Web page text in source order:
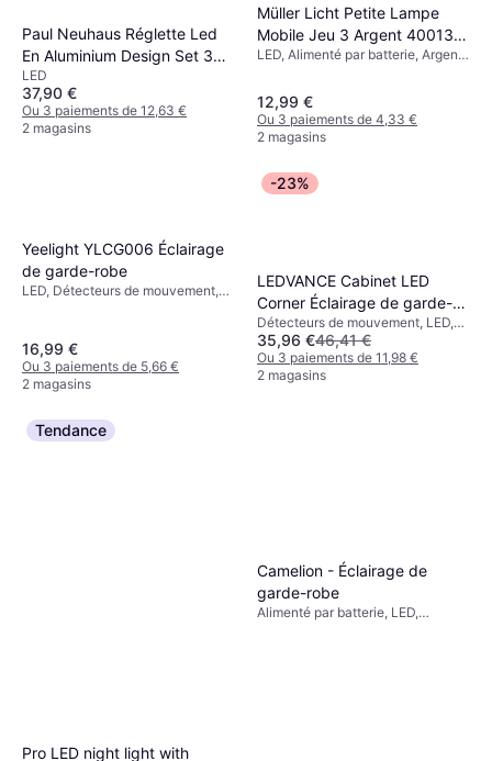
Ou 3 paiements de 1,76 €
3 magasins
Paul Neuhaus Réglette Led
En Aluminium Design Set 3
pcs - AVEC Capteur Plastique
1121-95-3 Éclairage de
garde-robe
LED
37,90 €
Ou 3 paiements de 12,63 €
2 magasins
Müller Licht Petite Lampe
Mobile Jeu 3 Argent 400136
Éclairage de garde-robe
LED, Alimenté par batterie, Argent,
12,99 €
Ou 3 paiements de 4,33 €
2 magasins
Yeelight YLCG006 Éclairage
de garde-robe
LED, Détecteurs de mouvement,
16,99 €
Ou 3 paiements de 5,66 €
2 magasins
-23%
LEDVANCE Cabinet LED
Corner Éclairage de garde-
robe
Détecteurs de mouvement, LED,
Blanc, Argent, Gris, Aluminium,
Classe IP: IP20
35,96 €46,41 €
Ou 3 paiements de 11,98 €
2 magasins
Tendance
Pro LED night light with
Camelion - Éclairage de
garde-robe
Alimenté par batterie, LED,